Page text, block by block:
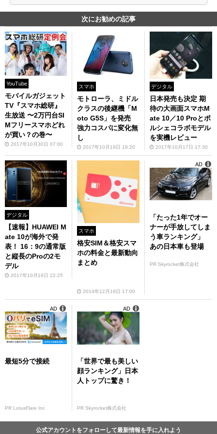
次にお勧めの記事
YouTube
モバイルガジェット
TV『スマホ総研』
生放送 〜2万円台SI
Mフリースマホどれ
が買い？の巻〜
2017年10月30日 07:00
スマホ
モトローラ、ミドル
クラスの後継機「M
oto G5S」を発売
強力コスパに変化無
し
2017年10月19日 19:20
デジタル
日本発売も決定 期
待の大画面スマホM
ate 10／10 Proとポ
ルシェコラボモデル
を実機レビュー
2017年10月17日 17:30
デジタル
【速報】HUAWEI M
ate 10が海外で発
表！ 16：9の通常版
と縦長のProの2モ
デル
2017年10月16日 22:25
スマホ
格安SIM＆格安スマ
ホの料金と最新動向
まとめ
2014年12月19日 17:00
「たった1年でオー
ナーが手放してしま
う車ランキング」
あの日本車も登場
PR Skyrocket株式会社
AD
最短5分で接続
PR LotusFlare Inc
AD
「世界で最も美しい
顔ランキング」日本
人トップに驚き！
PR Skyrocket株式会社
AD
公式アカウントをフォローして最新情報を手に入れよう